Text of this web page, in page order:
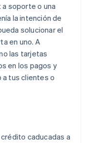
soporte o una
la intención de
solucionar el
en uno. A
las tarjetas
en los pagos y
a tus clientes o
caducadas a